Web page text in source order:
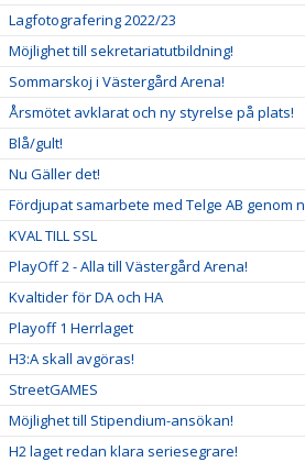
Lagfotografering 2022/23
Möjlighet till sekretariatutbildning!
Sommarskoj i Västergård Arena!
Årsmötet avklarat och ny styrelse på plats!
Blå/gult!
Nu Gäller det!
Fördjupat samarbete med Telge AB genom
KVAL TILL SSL
PlayOff 2 - Alla till Västergård Arena!
Kvaltider för DA och HA
Playoff 1 Herrlaget
H3:A skall avgöras!
StreetGAMES
Möjlighet till Stipendium-ansökan!
H2 laget redan klara seriesegrare!